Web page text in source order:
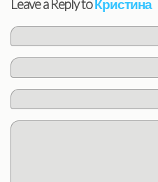
Leave a Reply toКристина